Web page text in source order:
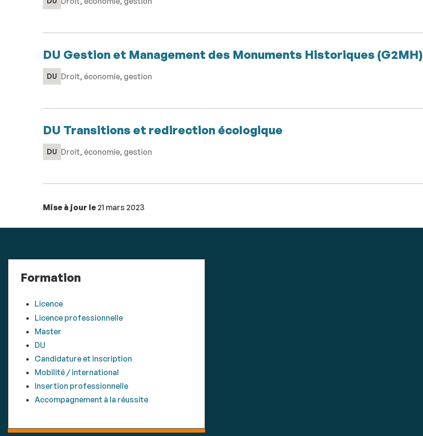
DU Gestion et Management des Monuments Historiques (G2MH)
DU Droit, économie, gestion
DU Transitions et redirection écologique
DU Droit, économie, gestion
Mise à jour le 21 mars 2023
Formation
Licence
Licence professionnelle
Master
DU
Candidature et inscription
Mobilité / international
Insertion professionnelle
Accompagnement à la réussite